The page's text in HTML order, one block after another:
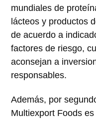
mundiales de
lácteos y productos
de acuerdo a
factores de riesgo,
aconsejan a
responsables.
Además, por
Multiexport Foods